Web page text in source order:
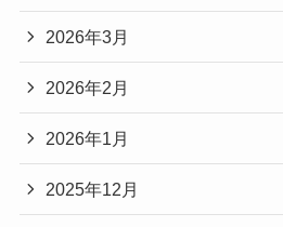
2026年3月
2026年2月
2026年1月
2025年12月